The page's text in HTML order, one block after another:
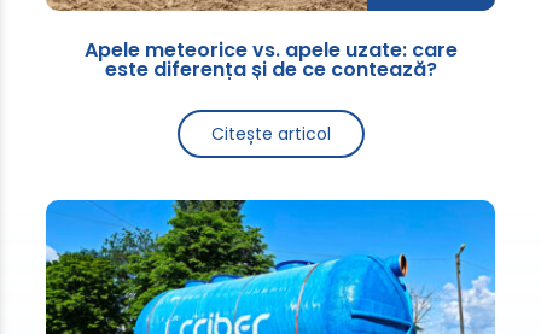
Apele meteorice vs. apele uzate: care
este diferența și de ce contează?
Citește articol